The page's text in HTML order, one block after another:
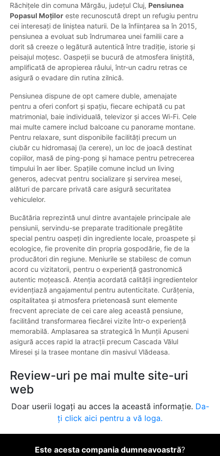
Răchițele din comuna Mărgău, județul Cluj, Pensiunea
Popasul Moților este recunoscută drept un refugiu pentru
cei interesați de liniștea naturii. De la înființarea sa în 2015,
pensiunea a evoluat sub îndrumarea unei familii care a
dorit să creeze o legătură autentică între tradiție, istorie și
peisajul moțesc. Oaspeții se bucură de atmosfera liniștită,
amplificată de apropierea râului, într-un cadru retras ce
asigură o evadare din rutina zilnică.
Pensiunea dispune de opt camere duble, amenajate
pentru a oferi confort și spațiu, fiecare echipată cu pat
matrimonial, baie individuală, televizor și acces Wi-Fi. Cele
mai multe camere includ balcoane cu panorame montane.
Pentru relaxare, sunt disponibile facilități precum un
ciubăr cu hidromasaj (la cerere), un loc de joacă destinat
copiilor, masă de ping-pong și hamace pentru petrecerea
timpului în aer liber. Spațiile comune includ un living
generos, adecvat pentru socializare și servirea mesei,
alături de parcare privată care asigură securitatea
vehiculelor.
Bucătăria reprezintă unul dintre avantajele principale ale
pensiunii, servindu-se preparate traditionale pregătite
special pentru oaspeți din ingrediente locale, proaspete și
ecologice, fie provenite din propria gospodărie, fie de la
producători din regiune. Meniurile se stabilesc de comun
acord cu vizitatorii, pentru o experiență gastronomică
autentic moțească. Atenția acordată calității ingredientelor
evidențiază angajamentul pentru autenticitate. Curățenia,
ospitalitatea și atmosfera prietenoasă sunt elemente
frecvent apreciate de cei care aleg această pensiune,
facilitând transformarea fiecărei vizite într-o experiență
memorabilă. Amplasarea sa strategică în Munții Apuseni
asigură acces rapid la atracții precum Cascada Vălul
Miresei și la trasee montane din masivul Vlădeasa.
Review-uri pe mai multe site-uri
web
Doar userii logați au acces la această informație. Da-
ți click aici pentru a vă loga.
Este acesta compania dumneavoastră?